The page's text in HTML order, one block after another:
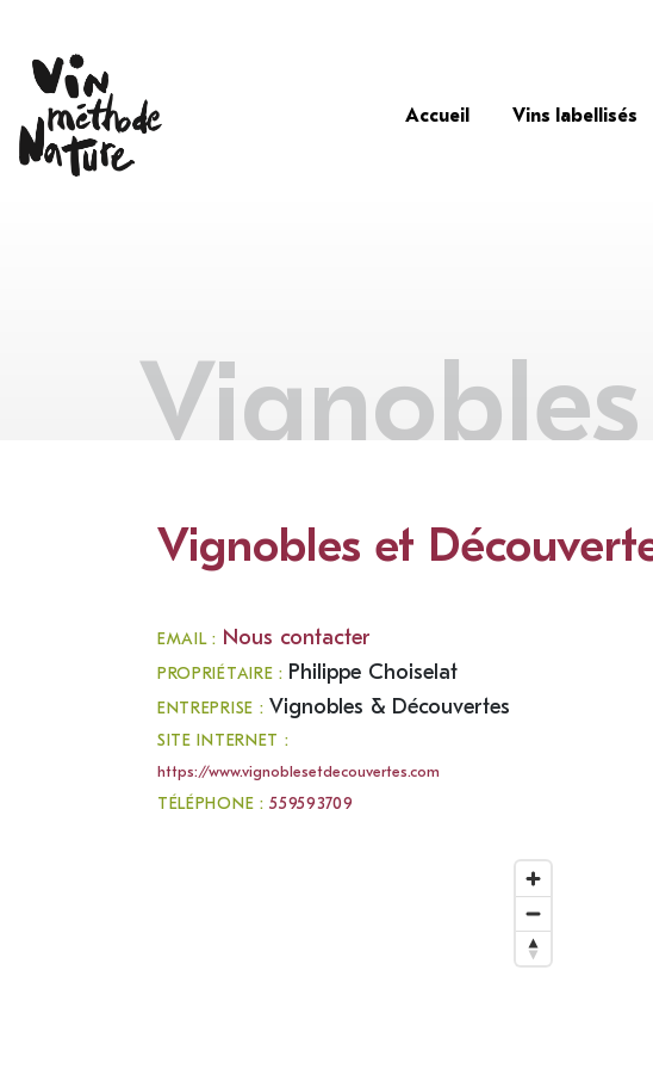
Accueil Vins labellisés
Vignobles et
EMAIL : Nous contacter
PROPRIÉTAIRE : Philippe Choiselat
ENTREPRISE : Vignobles & Découvertes
SITE INTERNET :
https://www.vignoblesetdecouvertes.com
TÉLÉPHONE :559593709